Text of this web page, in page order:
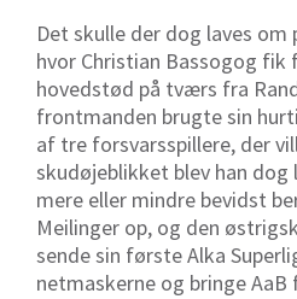
Det skulle der dog laves om
hvor Christian Bassogog
hovedstød på tværs fra
frontmanden brugte sin
af tre forsvarsspillere, der
skudøjeblikket blev han dog
mere eller mindre bevidst
Meilinger op, og den
sende sin første Alka
netmaskerne og bringe AaB